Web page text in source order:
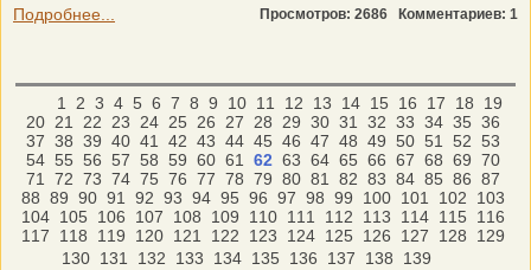
Подробнее...
Просмотров: 2686 Комментариев: 1
1 2 3 4 5 6 7 8 9 10 11 12 13 14 15 16 17 18
19
20 21 22 23 24 25 26 27 28 29 30 31 32 33 34 35 36
37 38 39 40 41 42 43 44 45 46 47 48 49 50 51 52 53
54 55 56 57 58 59 60 61 62 63 64 65 66 67 68 69 70
71
72 73 74 75 76 77 78 79 80 81 82 83 84 85 86 87
88 89 90 91 92 93 94 95 96 97 98 99 100 101 102
103
104 105 106 107 108 109 110 111 112 113 114 115
116
117
118 119 120 121 122 123 124 125 126 127 128
129
130 131 132 133 134 135 136 137 138 139